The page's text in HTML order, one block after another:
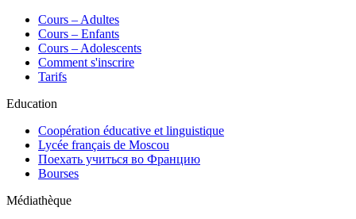
Сours – Adultes
Cours – Enfants
Cours – Adolescents
Comment s'inscrire
Tarifs
Education
Coopération éducative et linguistique
Lycée français de Moscou
Поехать учиться во Францию
Bourses
Médiathèque